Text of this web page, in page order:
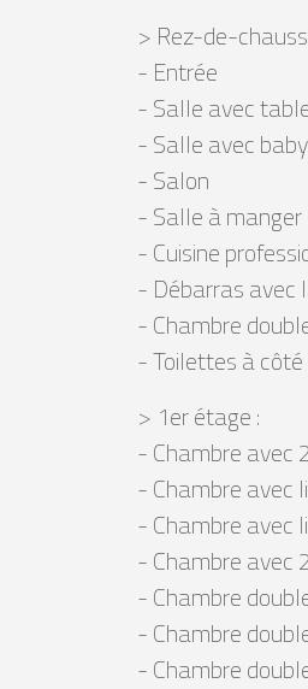
> Rez-de-
- Entrée
- Salle avec
- Salle avec
- Salon
- Salle à manger
- Cuisine
- Débarras avec
- Chambre
- Toilettes à
> 1er étage :
- Chambre avec
- Chambre avec
- Chambre avec
- Chambre avec
- Chambre
- Chambre
- Chambre